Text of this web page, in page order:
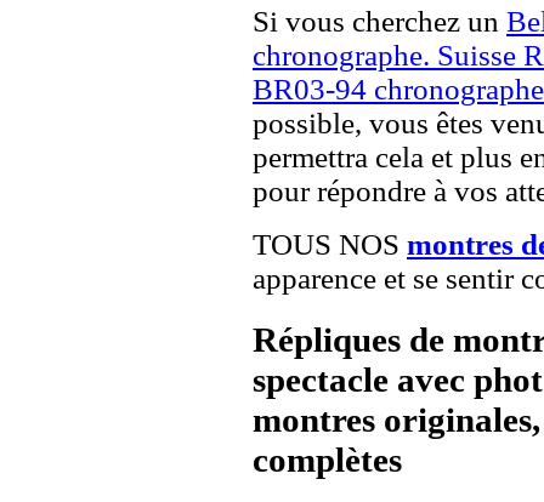
Si vous cherchez un
chronographe. Suisse
BR03-94
possible, vous êtes
permettra cela et plus
pour répondre à vos
TOUS NOS montres
apparence et se sentir
Répliques de
spectacle avec
montres
complètes